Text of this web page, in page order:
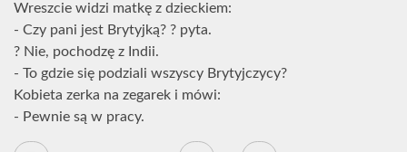
Wreszcie widzi matkę z dzieckiem:
- Czy pani jest Brytyjką? ? pyta.
? Nie, pochodzę z Indii.
- To gdzie się podziali wszyscy Brytyjczycy?
Kobieta zerka na zegarek i mówi:
- Pewnie są w pracy.